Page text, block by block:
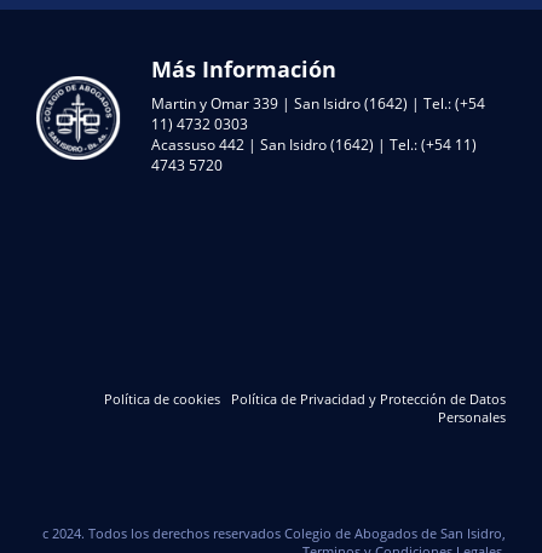
Más Información
Martin y Omar 339 | San Isidro (1642) | Tel.: (+54
11) 4732 0303
Acassuso 442 | San Isidro (1642) | Tel.: (+54 11)
4743 5720
Política de cookies
Política de Privacidad y Protección de Datos
Personales
c 2024. Todos los derechos reservados Colegio de Abogados de San Isidro,